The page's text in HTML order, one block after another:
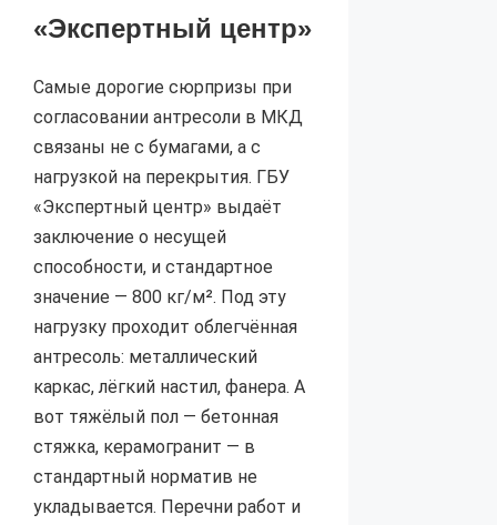
«Экспертный центр»
Самые дорогие сюрпризы при
согласовании антресоли в МКД
связаны не с бумагами, а с
нагрузкой на перекрытия. ГБУ
«Экспертный центр» выдаёт
заключение о несущей
способности, и стандартное
значение — 800 кг/м². Под эту
нагрузку проходит облегчённая
антресоль: металлический
каркас, лёгкий настил, фанера. А
вот тяжёлый пол — бетонная
стяжка, керамогранит — в
стандартный норматив не
укладывается. Перечни работ и